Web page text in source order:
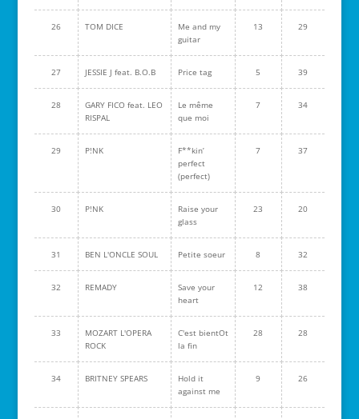
26 TOM DICE
Me and my
guitar
13 29
27 JESSIE J feat. B.O.B Price tag 5 39
28
GARY FICO feat. LEO
RISPAL
Le même
que moi
7 34
29 P!NK
F**kin’
perfect
(perfect)
7 37
30 P!NK
Raise your
glass
23 20
31 BEN L'ONCLE SOUL Petite soeur 8 32
32 REMADY
Save your
heart
12 38
33
MOZART L'OPERA
ROCK
C'est bientOt
la fin
28 28
34 BRITNEY SPEARS
Hold it
against me
9 26